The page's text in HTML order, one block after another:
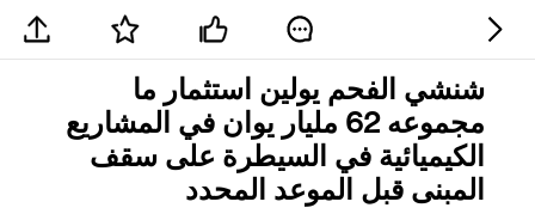
شنشي الفحم يولين استثمار ما
مجموعه 62 مليار يوان في المشاريع
الكيميائية في السيطرة على سقف
المبنى قبل الموعد المحدد